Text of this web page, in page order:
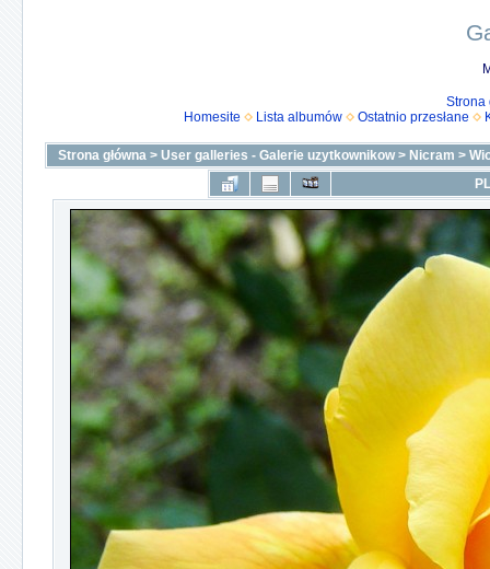
Strona
Homesite
Lista albumów Ostatnio przesłane
Strona główna > User galleries - Galerie uzytkownikow> Nicram >